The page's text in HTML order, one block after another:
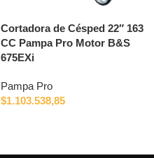
Cortadora de Césped 22″ 163
CC Pampa Pro Motor B&S
675EXi
Pampa Pro
$1.103.538,85